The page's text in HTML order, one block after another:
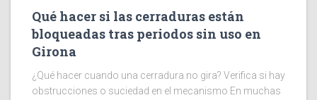
Qué hacer si las cerraduras están
bloqueadas tras periodos sin uso en
Girona
¿Qué hacer cuando una cerradura no gira? Verifica si hay
obstrucciones o suciedad en el mecanismo En muchas